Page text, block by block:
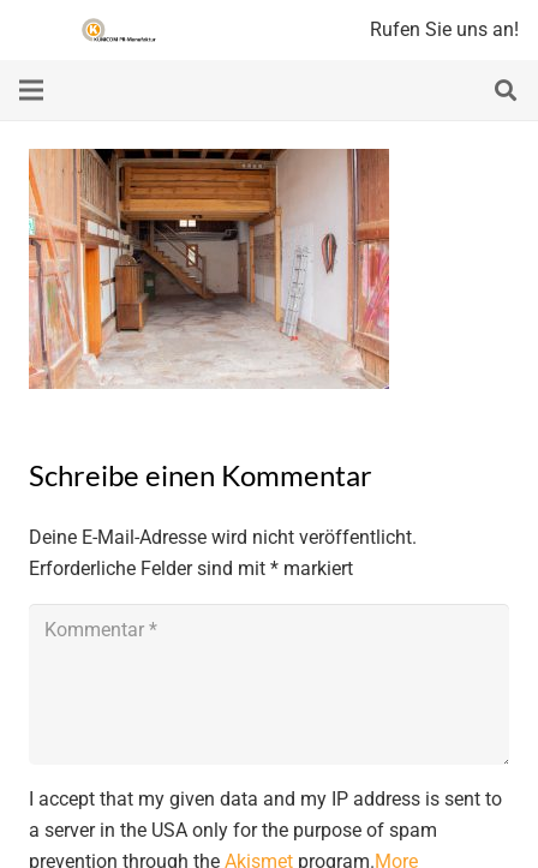
Rufen Sie uns an!
Schreibe einen Kommentar
Deine E-Mail-Adresse wird nicht veröffentlicht.
Erforderliche Felder sind mit * markiert
I accept that my given data and my IP address is sent to
a server in the USA only for the purpose of spam
prevention through the Akismet program.More